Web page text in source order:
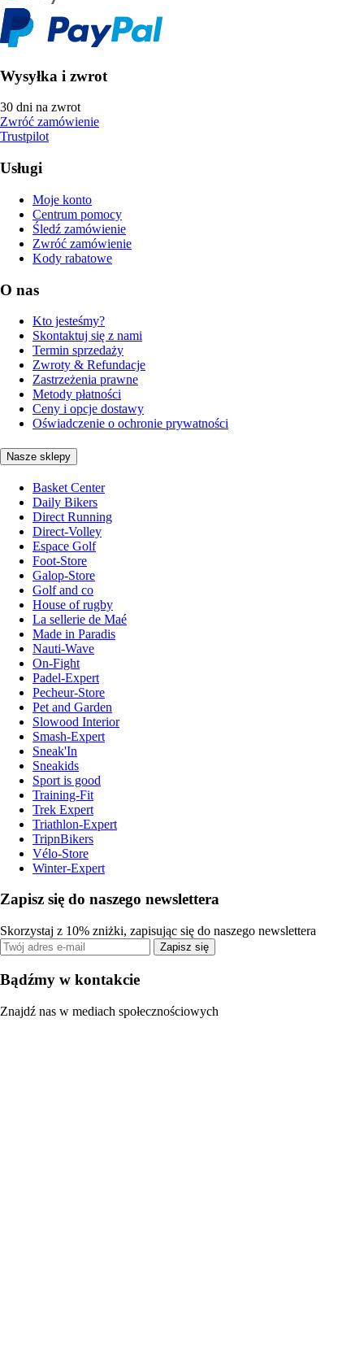
Wysyłka i zwrot
30 dni na zwrot
Zwróć zamówienie
Trustpilot
Usługi
Moje konto
Centrum pomocy
Śledź zamówienie
Zwróć zamówienie
Kody rabatowe
O nas
Kto jesteśmy?
Skontaktuj się z nami
Termin sprzedaży
Zwroty & Refundacje
Zastrzeżenia prawne
Metody płatności
Ceny i opcje dostawy
Oświadczenie o ochronie prywatności
Nasze sklepy
Basket Center
Daily Bikers
Direct Running
Direct-Volley
Espace Golf
Foot-Store
Galop-Store
Golf and co
House of rugby
La sellerie de Maé
Made in Paradis
Nauti-Wave
On-Fight
Padel-Expert
Pecheur-Store
Pet and Garden
Slowood Interior
Smash-Expert
Sneak'In
Sneakids
Sport is good
Training-Fit
Trek Expert
Triathlon-Expert
TripnBikers
Vélo-Store
Winter-Expert
Zapisz się do naszego newslettera
Skorzystaj z 10% zniżki, zapisując się do naszego newslettera
Zapisz się
Bądźmy w kontakcie
Znajdź nas w mediach społecznościowych